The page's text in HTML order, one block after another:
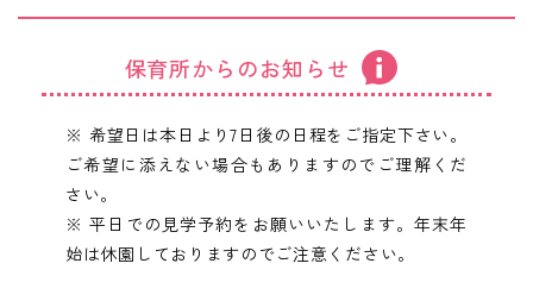
保育所からのお知らせ
※ 希望日は本日より7日後の日程をご指定下さい。
ご希望に添えない場合もありますのでご理解くだ
さい。
※ 平日での見学予約をお願いいたします。年末年
始は休園しておりますのでご注意ください。